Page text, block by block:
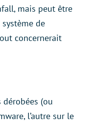
mais peut être
de
concernerait
(ou
l’autre sur le